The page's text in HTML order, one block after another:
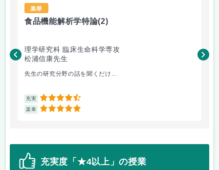
楽単
食品機能解析学特論(2)
理学研究科 臨床生命科学専攻
松浦信康先生
先生の研究分野の話を聞くだけ...
充実 4.5
楽単 5
広
充実度「★4以上」の授業